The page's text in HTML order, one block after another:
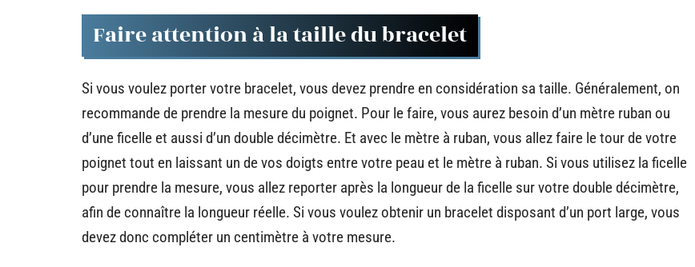
Faire attention à la taille du bracelet
Si vous voulez porter votre bracelet, vous devez prendre en considération sa taille. Généralement, on
recommande de prendre la mesure du poignet. Pour le faire, vous aurez besoin d’un mètre ruban ou
d’une ficelle et aussi d’un double décimètre. Et avec le mètre à ruban, vous allez faire le tour de votre
poignet tout en laissant un de vos doigts entre votre peau et le mètre à ruban. Si vous utilisez la ficelle
pour prendre la mesure, vous allez reporter après la longueur de la ficelle sur votre double décimètre,
afin de connaître la longueur réelle. Si vous voulez obtenir un bracelet disposant d’un port large, vous
devez donc compléter un centimètre à votre mesure.